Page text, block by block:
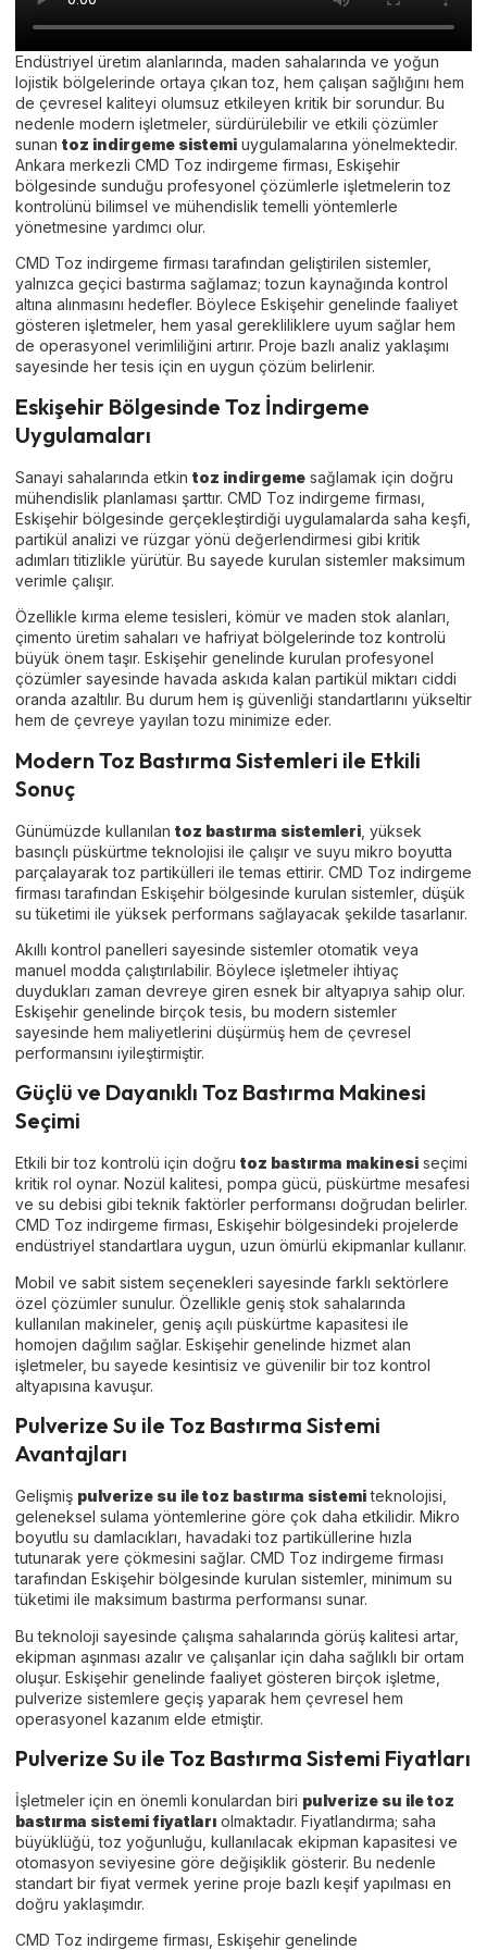
Endüstriyel üretim alanlarında, maden sahalarında ve yoğun
lojistik bölgelerinde ortaya çıkan toz, hem çalışan sağlığını hem
de çevresel kaliteyi olumsuz etkileyen kritik bir sorundur. Bu
nedenle modern işletmeler, sürdürülebilir ve etkili çözümler
sunan toz indirgeme sistemi uygulamalarına yönelmektedir.
Ankara merkezli CMD Toz indirgeme firması, Eskişehir
bölgesinde sunduğu profesyonel çözümlerle işletmelerin toz
kontrolünü bilimsel ve mühendislik temelli yöntemlerle
yönetmesine yardımcı olur.
CMD Toz indirgeme firması tarafından geliştirilen sistemler,
yalnızca geçici bastırma sağlamaz; tozun kaynağında kontrol
altına alınmasını hedefler. Böylece Eskişehir genelinde faaliyet
gösteren işletmeler, hem yasal gerekliliklere uyum sağlar hem
de operasyonel verimliliğini artırır. Proje bazlı analiz yaklaşımı
sayesinde her tesis için en uygun çözüm belirlenir.
Eskişehir Bölgesinde Toz İndirgeme
Uygulamaları
Sanayi sahalarında etkin toz indirgeme sağlamak için doğru
mühendislik planlaması şarttır. CMD Toz indirgeme firması,
Eskişehir bölgesinde gerçekleştirdiği uygulamalarda saha keşfi,
partikül analizi ve rüzgar yönü değerlendirmesi gibi kritik
adımları titizlikle yürütür. Bu sayede kurulan sistemler maksimum
verimle çalışır.
Özellikle kırma eleme tesisleri, kömür ve maden stok alanları,
çimento üretim sahaları ve hafriyat bölgelerinde toz kontrolü
büyük önem taşır. Eskişehir genelinde kurulan profesyonel
çözümler sayesinde havada askıda kalan partikül miktarı ciddi
oranda azaltılır. Bu durum hem iş güvenliği standartlarını yükseltir
hem de çevreye yayılan tozu minimize eder.
Modern Toz Bastırma Sistemleri ile Etkili
Sonuç
Günümüzde kullanılan toz bastırma sistemleri , yüksek
basınçlı püskürtme teknolojisi ile çalışır ve suyu mikro boyutta
parçalayarak toz partikülleri ile temas ettirir. CMD Toz indirgeme
firması tarafından Eskişehir bölgesinde kurulan sistemler, düşük
su tüketimi ile yüksek performans sağlayacak şekilde tasarlanır.
Akıllı kontrol panelleri sayesinde sistemler otomatik veya
manuel modda çalıştırılabilir. Böylece işletmeler ihtiyaç
duydukları zaman devreye giren esnek bir altyapıya sahip olur.
Eskişehir genelinde birçok tesis, bu modern sistemler
sayesinde hem maliyetlerini düşürmüş hem de çevresel
performansını iyileştirmiştir.
Güçlü ve Dayanıklı Toz Bastırma Makinesi
Seçimi
Etkili bir toz kontrolü için doğru toz bastırma makinesi seçimi
kritik rol oynar. Nozül kalitesi, pompa gücü, püskürtme mesafesi
ve su debisi gibi teknik faktörler performansı doğrudan belirler.
CMD Toz indirgeme firması, Eskişehir bölgesindeki projelerde
endüstriyel standartlara uygun, uzun ömürlü ekipmanlar kullanır.
Mobil ve sabit sistem seçenekleri sayesinde farklı sektörlere
özel çözümler sunulur. Özellikle geniş stok sahalarında
kullanılan makineler, geniş açılı püskürtme kapasitesi ile
homojen dağılım sağlar. Eskişehir genelinde hizmet alan
işletmeler, bu sayede kesintisiz ve güvenilir bir toz kontrol
altyapısına kavuşur.
Pulverize Su ile Toz Bastırma Sistemi
Avantajları
Gelişmiş pulverize su ile toz bastırma sistemiteknolojisi,
geleneksel sulama yöntemlerine göre çok daha etkilidir. Mikro
boyutlu su damlacıkları, havadaki toz partiküllerine hızla
tutunarak yere çökmesini sağlar. CMD Toz indirgeme firması
tarafından Eskişehir bölgesinde kurulan sistemler, minimum su
tüketimi ile maksimum bastırma performansı sunar.
Bu teknoloji sayesinde çalışma sahalarında görüş kalitesi artar,
ekipman aşınması azalır ve çalışanlar için daha sağlıklı bir ortam
oluşur. Eskişehir genelinde faaliyet gösteren birçok işletme,
pulverize sistemlere geçiş yaparak hem çevresel hem
operasyonel kazanım elde etmiştir.
Pulverize Su ile Toz Bastırma Sistemi Fiyatları
İşletmeler için en önemli konulardan biri pulverize su ile toz
bastırma sistemi fiyatları olmaktadır. Fiyatlandırma; saha
büyüklüğü, toz yoğunluğu, kullanılacak ekipman kapasitesi ve
otomasyon seviyesine göre değişiklik gösterir. Bu nedenle
standart bir fiyat vermek yerine proje bazlı keşif yapılması en
doğru yaklaşımdır.
CMD Toz indirgeme firması, Eskişehir genelinde